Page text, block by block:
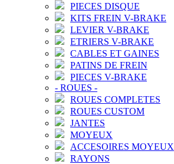
PIECES DISQUE
KITS FREIN V-BRAKE
LEVIER V-BRAKE
ETRIERS V-BRAKE
CABLES ET GAINES
PATINS DE FREIN
PIECES V-BRAKE
- ROUES -
ROUES COMPLETES
ROUES CUSTOM
JANTES
MOYEUX
ACCESOIRES MOYEUX
RAYONS